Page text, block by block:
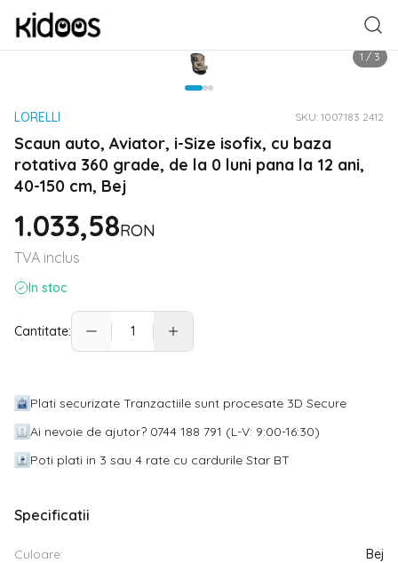
1 / 3
LORELLI SKU: 1007183 2412
Scaun auto, Aviator, i-Size isofix, cu baza
rotativa 360 grade, de la 0 luni pana la 12 ani,
40-150 cm, Bej
1.033,58RON
TVA inclus
In stoc
Cantitate:
Plati securizate Tranzactiile sunt procesate 3D Secure
Ai nevoie de ajutor? 0744 188 791 (L-V: 9:00-16:30)
Poti plati in 3 sau 4 rate cu cardurile Star BT
Specificatii
Culoare: Bej